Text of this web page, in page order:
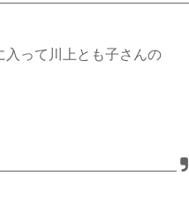
入って川上とも子さんの